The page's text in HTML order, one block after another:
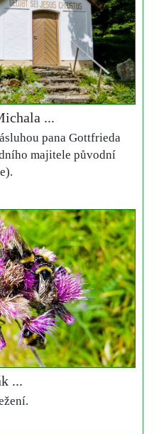
...
pana Gottfrieda
majitele původní
...